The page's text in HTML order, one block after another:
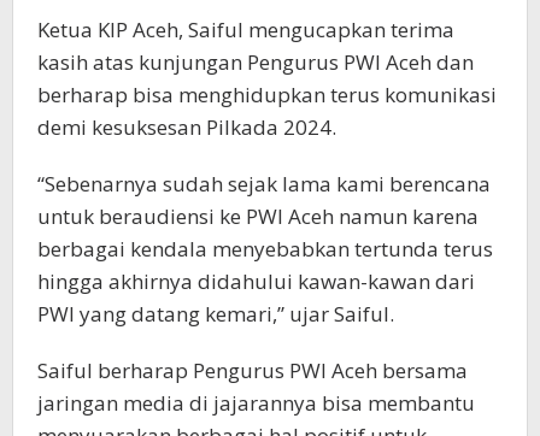
Ketua KIP Aceh, Saiful mengucapkan terima
kasih atas kunjungan Pengurus PWI Aceh dan
berharap bisa menghidupkan terus komunikasi
demi kesuksesan Pilkada 2024.
“Sebenarnya sudah sejak lama kami berencana
untuk beraudiensi ke PWI Aceh namun karena
berbagai kendala menyebabkan tertunda terus
hingga akhirnya didahului kawan-kawan dari
PWI yang datang kemari,” ujar Saiful.
Saiful berharap Pengurus PWI Aceh bersama
jaringan media di jajarannya bisa membantu